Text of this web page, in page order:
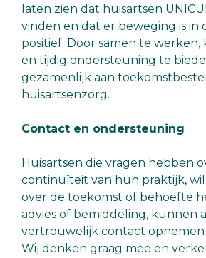
laten zien dat huisartsen
vinden en dat er beweging is in
positief. Door samen te werken,
en tijdig ondersteuning te
gezamenlijk aan
huisartsenzorg.
Contact en ondersteuning
Huisartsen die vragen hebben
continuïteit van hun praktijk,
over de toekomst of behoefte
advies of bemiddeling, kunnen
vertrouwelijk contact opnemen
Wij denken graag mee en